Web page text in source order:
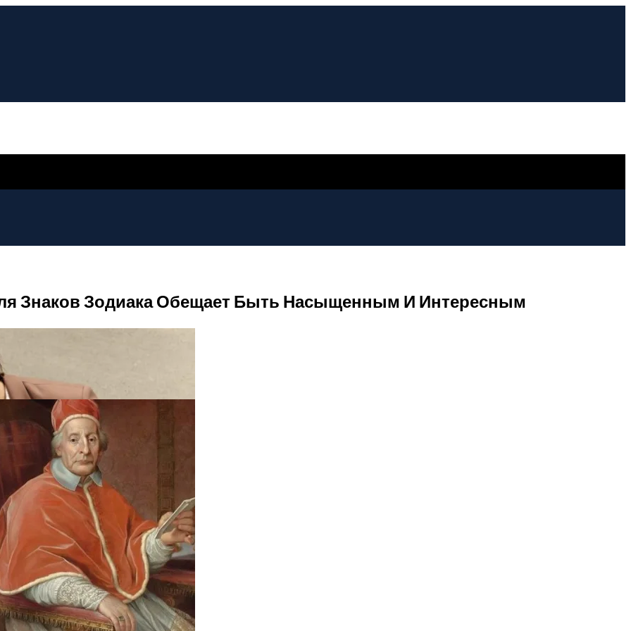
Вас Стильной, Но И Притянут Деньги И Удачу
Знаков Зодиака Обещает Быть Насыщенным И Интересным